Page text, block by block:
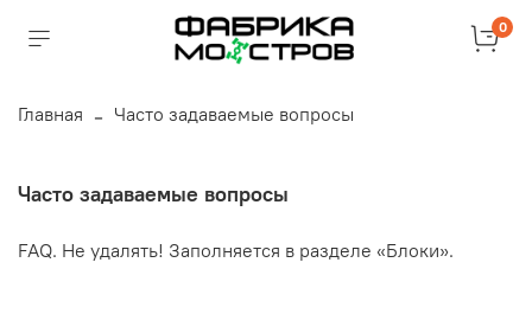
0
Главная Часто задаваемые вопросы
Часто задаваемые вопросы
FAQ. Не удалять! Заполняется в разделе «Блоки».